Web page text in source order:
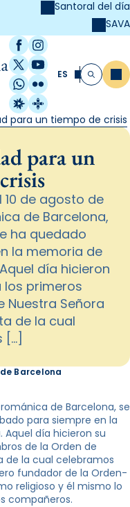
Santoral del día
SAVA
Facebook
Instagram
X / Twitter
YouTube
WhatsApp
Flickr
Radio Estel
Catalunya
ES Buscar
para un tiempo de crisis
para un
10 de agosto de
de Barcelona,
ha quedado
la memoria de
día hicieron
los primeros
Nuestra Señora
de la cual
[…]
Barcelona
de Barcelona, se
para siempre en la
día hicieron su
de la Orden de
de la cual celebramos
fundador de la Orden-
religioso y él mismo lo
compañeros.